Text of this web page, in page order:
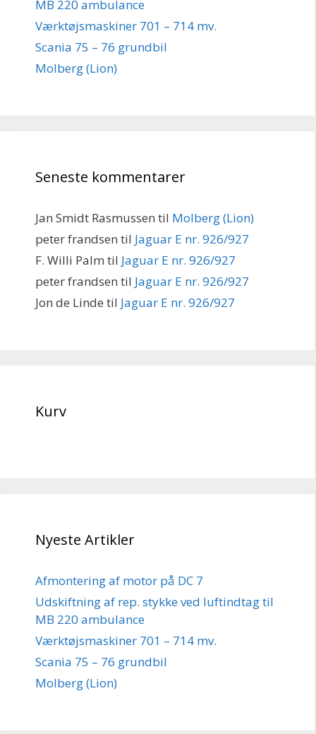
MB 220 ambulance
Værktøjsmaskiner 701 – 714 mv.
Scania 75 – 76 grundbil
Molberg (Lion)
Seneste kommentarer
Jan Smidt Rasmussen til Molberg (Lion)
peter frandsen til Jaguar E nr. 926/927
F. Willi Palm til Jaguar E nr. 926/927
peter frandsen til Jaguar E nr. 926/927
Jon de Linde til Jaguar E nr. 926/927
Kurv
Nyeste Artikler
Afmontering af motor på DC 7
Udskiftning af rep. stykke ved luftindtag til
MB 220 ambulance
Værktøjsmaskiner 701 – 714 mv.
Scania 75 – 76 grundbil
Molberg (Lion)